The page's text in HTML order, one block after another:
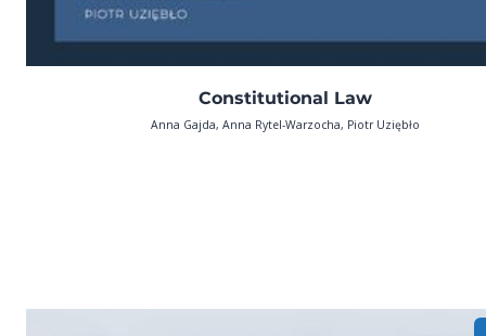
Constitutional Law
Anna Gajda, Anna Rytel-Warzocha, Piotr Uziębło